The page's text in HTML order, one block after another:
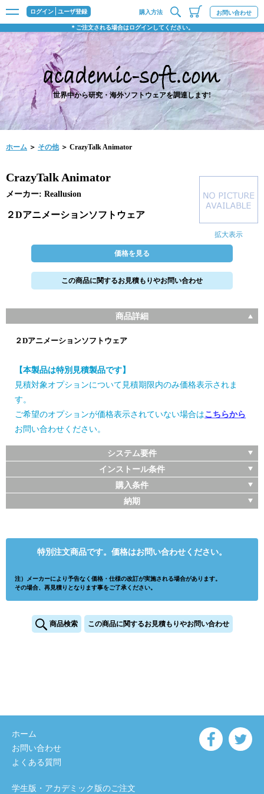
ログイン ユーザ登録
＊ご注文される場合はログインしてください。
購入方法 お問い合わせ
世界中から研究・海外ソフトウェアを調達します!
ホーム ＞ その他＞ CrazyTalk Animator
拡大表示
CrazyTalk Animator
メーカー: Reallusion
２Dアニメーションソフトウェア
価格を見る
この商品に関するお見積もりやお問い合わせ
商品詳細
２Dアニメーションソフトウェア
【本製品は特別見積製品です】
見積対象オプションについて見積期限内のみ価格表示されま
す。
ご希望のオプションが価格表示されていない場合はこちらから
お問い合わせください。
システム要件
インストール条件
購入条件
納期
特別注文商品です。価格はお問い合わせください。
注）メーカーにより予告なく価格・仕様の改訂が実施される場合があります。
その場合、再見積りとなります事をご了承ください。
商品検索 この商品に関するお見積もりやお問い合わせ
ホーム
お問い合わせ
よくある質問
学生版・アカデミック版のご注文